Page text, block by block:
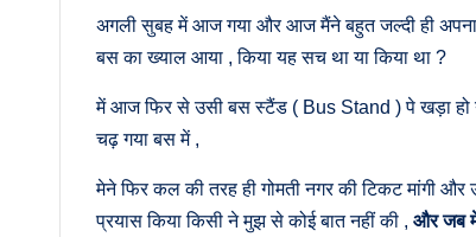
अगली सुबह में आज गया और आज मैंने बहुत जल्दी ही अपना
बस का ख्याल आया , किया यह सच था या किया था ?
में आज फिर से उसी बस स्टैंड ( Bus Stand ) पे खड़ा हो
चढ़ गया बस में ,
मेने फिर कल की तरह ही गोमती नगर की टिकट मांगी
प्रयास किया किसी ने मुझ से कोई बात नहीं की , और जब